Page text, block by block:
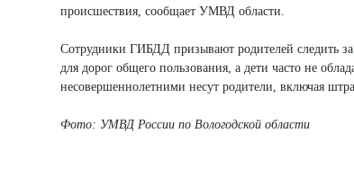
происшествия, сообщает УМВД области.
Сотрудники ГИБДД призывают родителей следить
для дорог общего пользования, а дети часто не
несовершеннолетними несут родители, включая
Фото: УМВД России по Вологодской области